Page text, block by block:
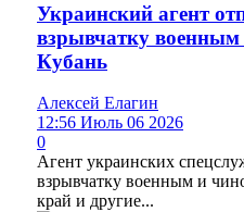
Украинский агент
взрывчатку
Кубань
Алексей Елагин
12:56 Июль 06 2026
0
Агент украинских
взрывчатку военным и
край и другие...